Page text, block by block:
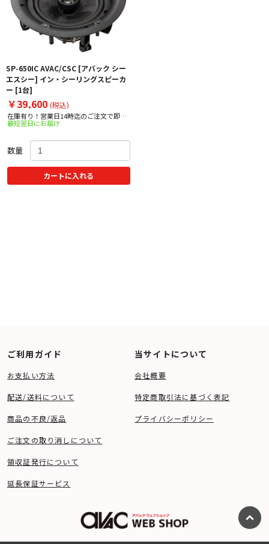
SP-650IC AVAC/CSC [アバック シー
エスシー] イン・シーリングスピーカ
ー [1台]
￥39,600 (税込)
在庫有り！営業日14時迄のご注文で即日
出荷！
最短翌日にお届け
数量
カートに入れる
ご利用ガイド
お支払い方法
配送/送料について
商品の不良/返品
ご注文の取り消しについて
領収証発行について
延長保証サービス
当サイトについて
会社概要
特定商取引法に基づく表記
プライバシーポリシー